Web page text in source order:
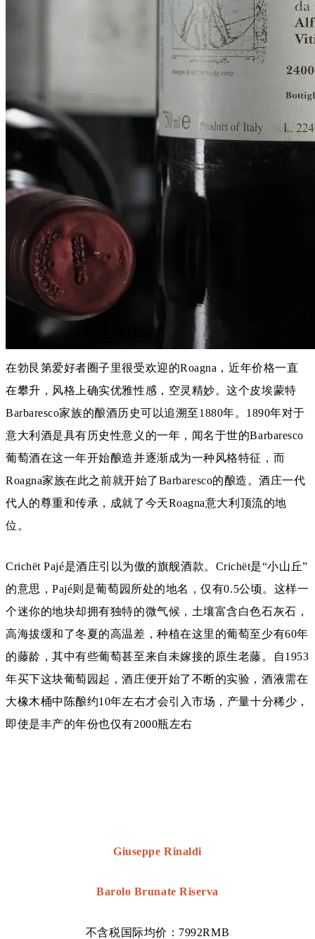
在勃艮第爱好者圈子里很受欢迎的Roagna，近年价格一直
在攀升，风格上确实优雅性感，空灵精妙。这个皮埃蒙特
Barbaresco家族的酿酒历史可以追溯至1880年。1890年对于
意大利酒是具有历史性意义的一年，闻名于世的Barbaresco
葡萄酒在这一年开始酿造并逐渐成为一种风格特征，而
Roagna家族在此之前就开始了Barbaresco的酿造。酒庄一代
代人的尊重和传承，成就了今天Roagna意大利顶流的地
位。
Crichët Pajé是酒庄引以为傲的旗舰酒款。Crichët是“小山丘”
的意思，Pajé则是葡萄园所处的地名，仅有0.5公顷。这样一
个迷你的地块却拥有独特的微气候，土壤富含白色石灰石，
高海拔缓和了冬夏的高温差，种植在这里的葡萄至少有60年
的藤龄，其中有些葡萄甚至来自未嫁接的原生老藤。自1953
年买下这块葡萄园起，酒庄便开始了不断的实验，酒液需在
大橡木桶中陈酿约10年左右才会引入市场，产量十分稀少，
即使是丰产的年份也仅有2000瓶左右
Giuseppe Rinaldi
Barolo Brunate Riserva
不含税国际均价：7992RMB